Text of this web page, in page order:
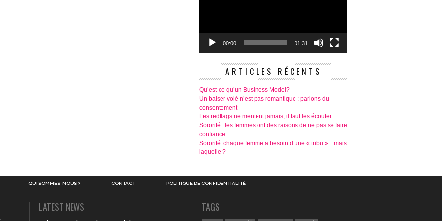
00:00 01:31
ARTICLES RÉCENTS
Qu’est-ce qu’un Business Model?
Un baiser volé n’est pas romantique : parlons du
consentement
Les redflags ne mentent jamais, il faut les écouter
Sororité : les femmes ont des raisons de ne pas se faire
confiance
Sororité: chaque femme a besoin d’une « tribu »…mais
laquelle ?
QUI SOMMES-NOUS ? CONTACT POLITIQUE DE CONFIDENTIALITÉ
LATEST NEWS TAGS